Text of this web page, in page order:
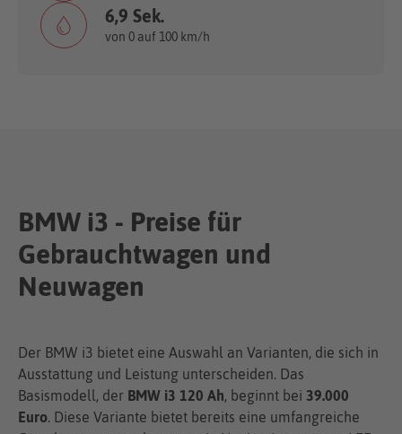
6,9 Sek.
von 0 auf 100 km/h
BMW i3 - Preise für
Gebrauchtwagen und
Neuwagen
Der BMW i3 bietet eine Auswahl an Varianten, die sich in
Ausstattung und Leistung unterscheiden. Das
Basismodell, der BMW i3 120 Ah, beginnt bei 39.000
Euro. Diese Variante bietet bereits eine umfangreiche